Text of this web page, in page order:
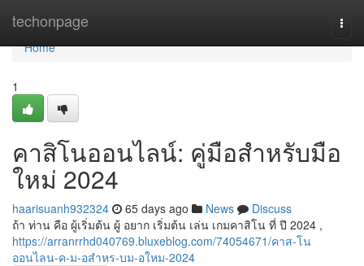
techonpage
Home
Home
1
คาสิโนออนไลน์: คู่มือสำหรับมือ
ใหม่ 2024
haarisuanh932324 65 days ago News
Discuss
ถ้า ท่าน คือ ผู้เริ่มต้น ผู้ อยาก เริ่มต้น เล่น เกมคาสิโน ที่ ปี 2024 ,
https://arranrrhd040769.bluxeblog.com/74054671/คาส-โน
ออนไลน-ค-ม-อสำหร-บม-อใหม-2024